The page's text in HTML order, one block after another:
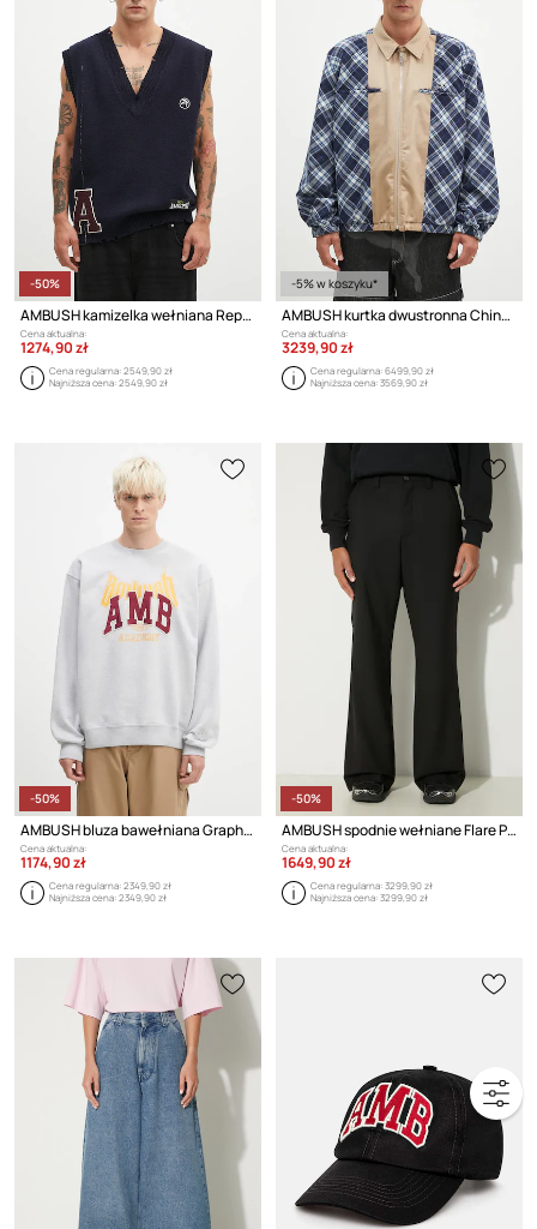
-50%
AMBUSH kamizelka wełniana Repair Stitch V Neck Vest
Cena aktualna:
1274,90 zł
Cena regularna:2549,90 zł
Najniższa cena:2549,90 zł
-5% w koszyku*
AMBUSH kurtka dwustronna Chinos Blouson
Cena aktualna:
3239,90 zł
Cena regularna:6499,90 zł
Najniższa cena:3569,90 zł
-50%
AMBUSH bluza bawełniana Graphic
Cena aktualna:
1174,90 zł
Cena regularna:2349,90 zł
Najniższa cena:2349,90 zł
-50%
AMBUSH spodnie wełniane Flare Pants
Cena aktualna:
1649,90 zł
Cena regularna:3299,90 zł
Najniższa cena:3299,90 zł